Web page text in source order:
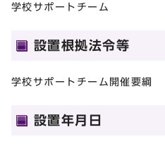
学校サポートチーム
設置根拠法令等
学校サポートチーム開催要綱
設置年月日